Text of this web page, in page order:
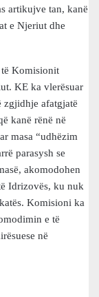
artikujve tan, kanë
e Njeriut dhe
të Komisionit
KE ka vlerësuar
zgjidhje afatgjatë
kanë rënë në
masa “udhëzim
parasysh se
akomodohen
Idrizovës, ku nuk
Komisioni ka
e të
në